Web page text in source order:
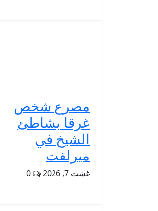
مصرع شخص
غرقا بشاطئ
الشيخ في
ميرلفت
غشت 7, 2026